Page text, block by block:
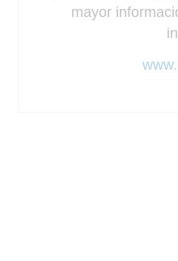
mayor